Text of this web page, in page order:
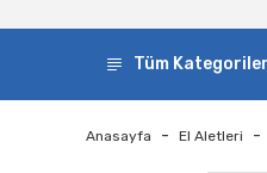
Tüm Kategoriler
Anasayfa El Aletleri